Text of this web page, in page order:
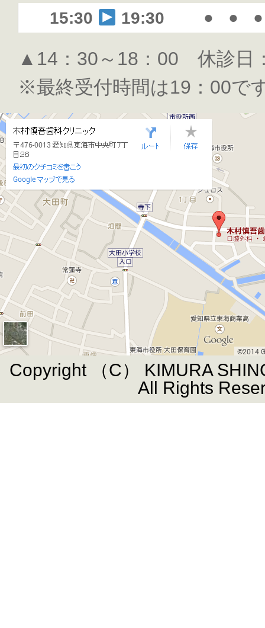
15:30
19:30 ● ● ●
▲14：30～18：00 休診日
※最終受付時間は19：00で
Copyright （C） KIMURA
All Rights